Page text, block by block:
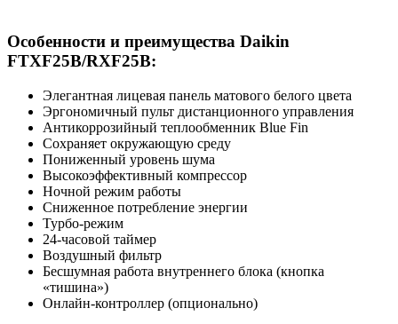
Особенности и преимущества Daikin
FTXF25B/RXF25B:
Элегантная лицевая панель матового белого цвета
Эргономичный пульт дистанционного управления
Антикоррозийный теплообменник Blue Fin
Сохраняет окружающую среду
Пониженный уровень шума
Высокоэффективный компрессор
Ночной режим работы
Сниженное потребление энергии
Турбо-режим
24-часовой таймер
Воздушный фильтр
Бесшумная работа внутреннего блока (кнопка
«тишина»)
Онлайн-контроллер (опционально)